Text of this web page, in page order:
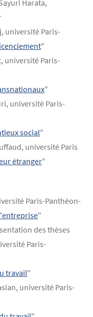
Harata,
université Paris-
"
université Paris-
"
université Paris-
social"
université Paris
étranger"
Paris-Panthéon-
"
des thèses
Paris-
travail"
université Paris-